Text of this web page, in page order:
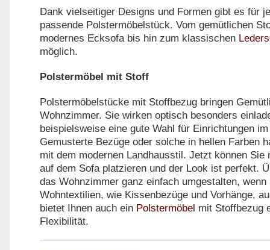
Dank vielseitiger Designs und Formen gibt es für
passende Polstermöbelstück. Vom gemütlichen
modernes Ecksofa bis hin zum klassischen
möglich.
Polstermöbel mit Stoff
Polstermöbelstücke mit Stoffbezug bringen
Wohnzimmer. Sie wirken optisch besonders
beispielsweise eine gute Wahl für Einrichtungen
Gemusterte Bezüge oder solche in hellen Farben
mit dem modernen Landhausstil. Jetzt können Sie
auf dem Sofa platzieren und der Look ist perfekt.
das Wohnzimmer ganz einfach umgestalten, wenn
Wohntextilien, wie Kissenbezüge und Vorhänge,
bietet Ihnen auch ein Polstermöbel mit Stoffbezug
Flexibilität.